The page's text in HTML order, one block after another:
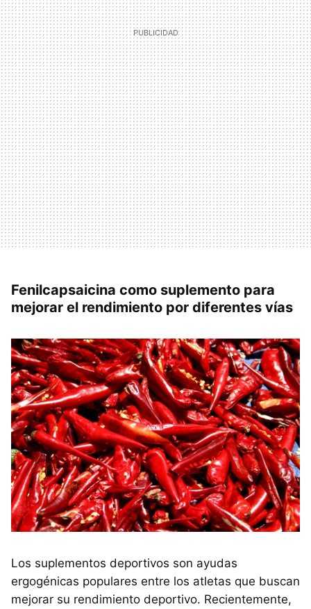
Fenilcapsaicina como suplemento para
mejorar el rendimiento por diferentes vías
Los suplementos deportivos son ayudas
ergogénicas populares entre los atletas que buscan
mejorar su rendimiento deportivo. Recientemente,